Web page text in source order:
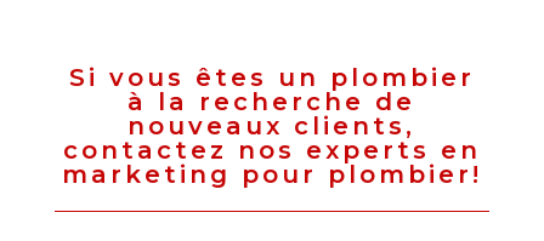
Si vous êtes un plombier
à la recherche de
nouveaux clients,
contactez nos experts en
marketing pour plombier!